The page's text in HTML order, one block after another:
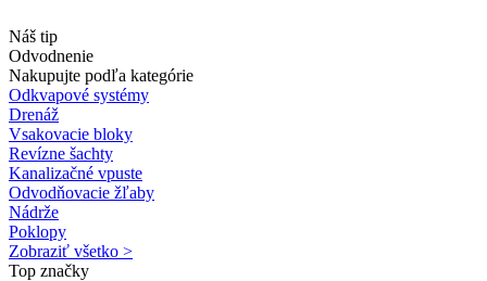
Náš tip
Odvodnenie
Nakupujte podľa kategórie
Odkvapové systémy
Drenáž
Vsakovacie bloky
Revízne šachty
Kanalizačné vpuste
Odvodňovacie žľaby
Nádrže
Poklopy
Zobraziť všetko >
Top značky